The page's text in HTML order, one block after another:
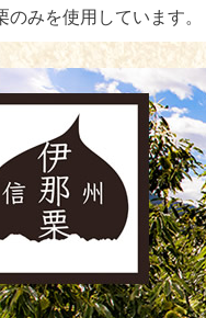
のみを使用しています。